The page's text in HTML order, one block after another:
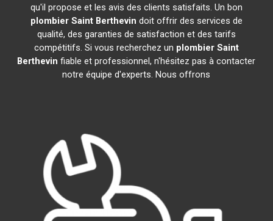
qu'il propose et les avis des clients satisfaits. Un bon
plombier Saint Berthevin doit offrir des services de
qualité, des garanties de satisfaction et des tarifs
compétitifs. Si vous recherchez un plombier Saint
Berthevin fiable et professionnel, n'hésitez pas à contacter
notre équipe d'experts. Nous offrons